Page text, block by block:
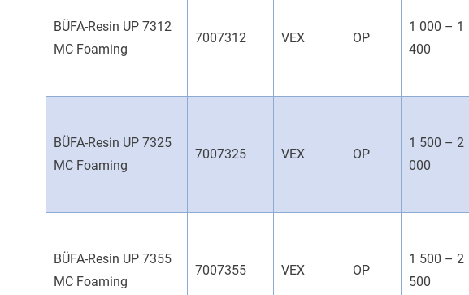
BÜFA-Resin UP 7312
MC Foaming
7007312 VEX OP
1 000 – 1
400
BÜFA-Resin UP 7325
MC Foaming
7007325 VEX OP
1 500 – 2
000
BÜFA-Resin UP 7355
MC Foaming
7007355 VEX OP
1 500 – 2
500